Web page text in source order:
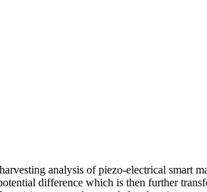
analysis of piezo-electrical
difference which is then further